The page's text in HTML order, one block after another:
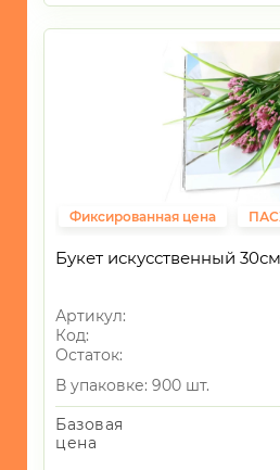
Фиксированная цена
Букет искусственный
Артикул:
Код:
Остаток:
В упаковке: 900 шт.
Базовая
цена